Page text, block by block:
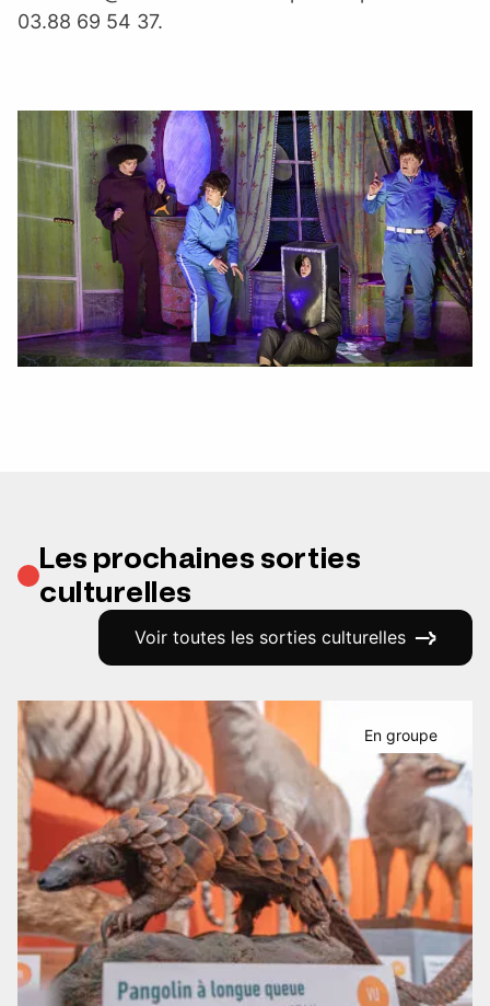
03.88 69 54 37.
Les prochaines sorties
culturelles
Voir toutes les sorties culturelles
En groupe